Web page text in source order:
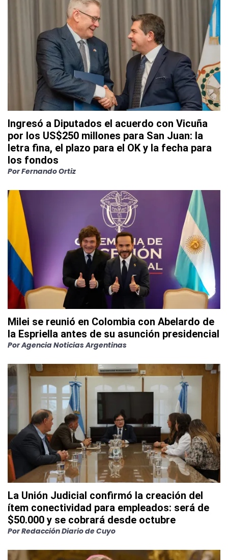
Ingresó a Diputados el acuerdo con Vicuña
por los US$250 millones para San Juan: la
letra fina, el plazo para el OK y la fecha para
los fondos
PorFernando Ortiz
Milei se reunió en Colombia con Abelardo de
la Espriella antes de su asunción presidencial
PorAgencia Noticias Argentinas
La Unión Judicial confirmó la creación del
ítem conectividad para empleados: será de
$50.000 y se cobrará desde octubre
PorRedacción Diario de Cuyo